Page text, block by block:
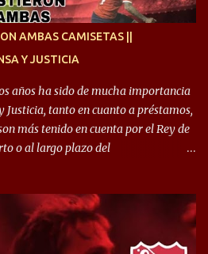
física. El grupo está encontrando la
AMBAS CAMISETAS ||
Y JUSTICIA
años ha sido de mucha importancia
Justicia, tanto en cuanto a préstamos,
más tenido en cuenta por el Rey de
o al largo plazo del
Brian Romero, quien paso a
mercado de pases y ha rendido de
importantes, sobre todo en la